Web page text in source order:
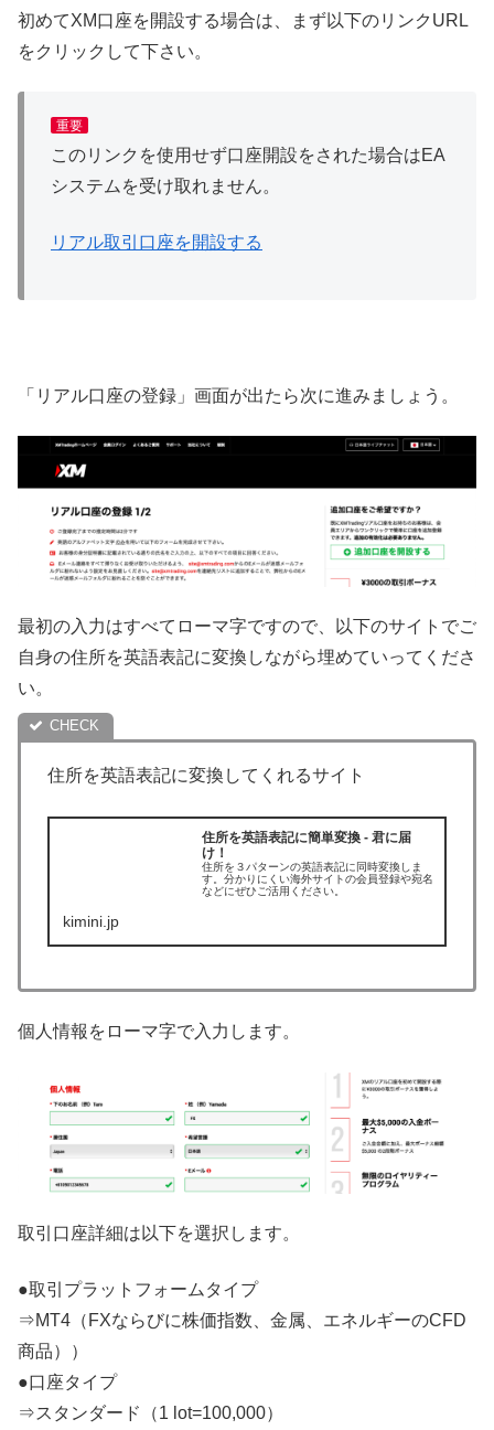
初めてXM口座を開設する場合は、まず以下のリンクURL
をクリックして下さい。
重要
このリンクを使用せず口座開設をされた場合はEA
システムを受け取れません。
リアル取引口座を開設する
「リアル口座の登録」画面が出たら次に進みましょう。
最初の入力はすべてローマ字ですので、以下のサイトでご
自身の住所を英語表記に変換しながら埋めていってくださ
い。
住所を英語表記に変換してくれるサイト
住所を英語表記に簡単変換 - 君に届
け！
住所を３パターンの英語表記に同時変換しま
す。分かりにくい海外サイトの会員登録や宛名
などにぜひご活用ください。
kimini.jp
個人情報をローマ字で入力します。
取引口座詳細は以下を選択します。
●取引プラットフォームタイプ
⇒MT4（FXならびに株価指数、金属、エネルギーのCFD
商品））
●口座タイプ
⇒スタンダード（1 lot=100,000）